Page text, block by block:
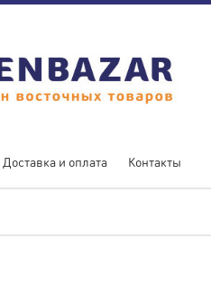
Доставка и оплата Контакты